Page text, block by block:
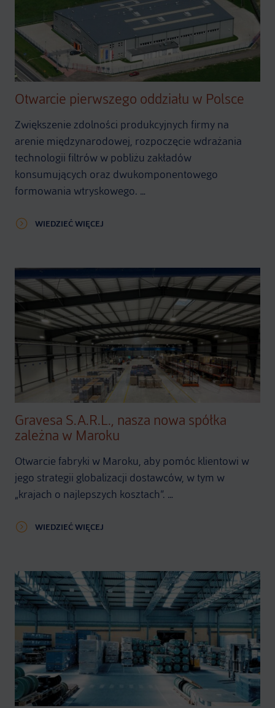
Otwarcie pierwszego oddziału w Polsce
Zwiększenie zdolności produkcyjnych firmy na
arenie międzynarodowej, rozpoczęcie wdrażania
technologii filtrów w pobliżu zakładów
konsumujących oraz dwukomponentowego
formowania wtryskowego. …
WIEDZIEĆ WIĘCEJ
Gravesa S.A.R.L., nasza nowa spółka
zależna w Maroku
Otwarcie fabryki w Maroku, aby pomóc klientowi w
jego strategii globalizacji dostawców, w tym w
„krajach o najlepszych kosztach”. …
WIEDZIEĆ WIĘCEJ